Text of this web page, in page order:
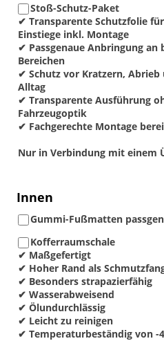
Stoß-Schutz-Paket
✔ Transparente Schutzfolie
Einstiege inkl. Montage
✔ Passgenaue Anbringung an
Bereichen
✔ Schutz vor Kratzern, Abrieb
Alltag
✔ Transparente Ausführung
Fahrzeugoptik
✔ Fachgerechte Montage
Nur in Verbindung mit einem
Innen
Gummi-Fußmatten
Kofferraumschale
✔ Maßgefertigt
✔ Hoher Rand als
✔ Besonders strapazierfähig
✔ Wasserabweisend
✔ Ölundurchlässig
✔ Leicht zu reinigen
✔ Temperaturbeständig von -